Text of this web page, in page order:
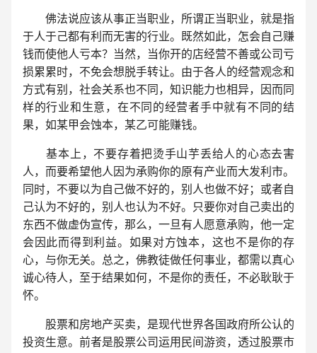
佛法说应该从事正当职业，所谓正当职业，就是指
于人于己都有利而无害的行业。既然如此，怎会自己赚
钱而使他人亏本？当然，当你开的店经营不善或公司亏
损累累时，不免会想脱手转让。由于各人的经营观念和
方式有别，社会关系也不同，知识能力也相异，因而同
样的行业和生意，在不同的经营者手中就有不同的结
果，如某甲会蚀本，某乙可能赚钱。
基本上，不要存着把烫手山芋丢给人的心态去害
人，而要希望他人因为承购你的原有产业而大发利市。
同时，不要以为自己做不好的，别人也做不好；或者自
己认为不好的，别人也认为不好。只要你对自己卖出的
东西不做虚伪宣传，那么，一旦有人愿意承购，他一定
会因此而得到利益。如果对方蚀本，这也不是你的存
心，与你无关。总之，佛教徒做任何事业，都需以真心
诚心待人，至于结果如何，不是你的责任，不必耿耿于
怀。
股票和房地产买卖，是现代世界各国政府所公认的
投资生意。前者是股票公司运用民间游资，透过股票市